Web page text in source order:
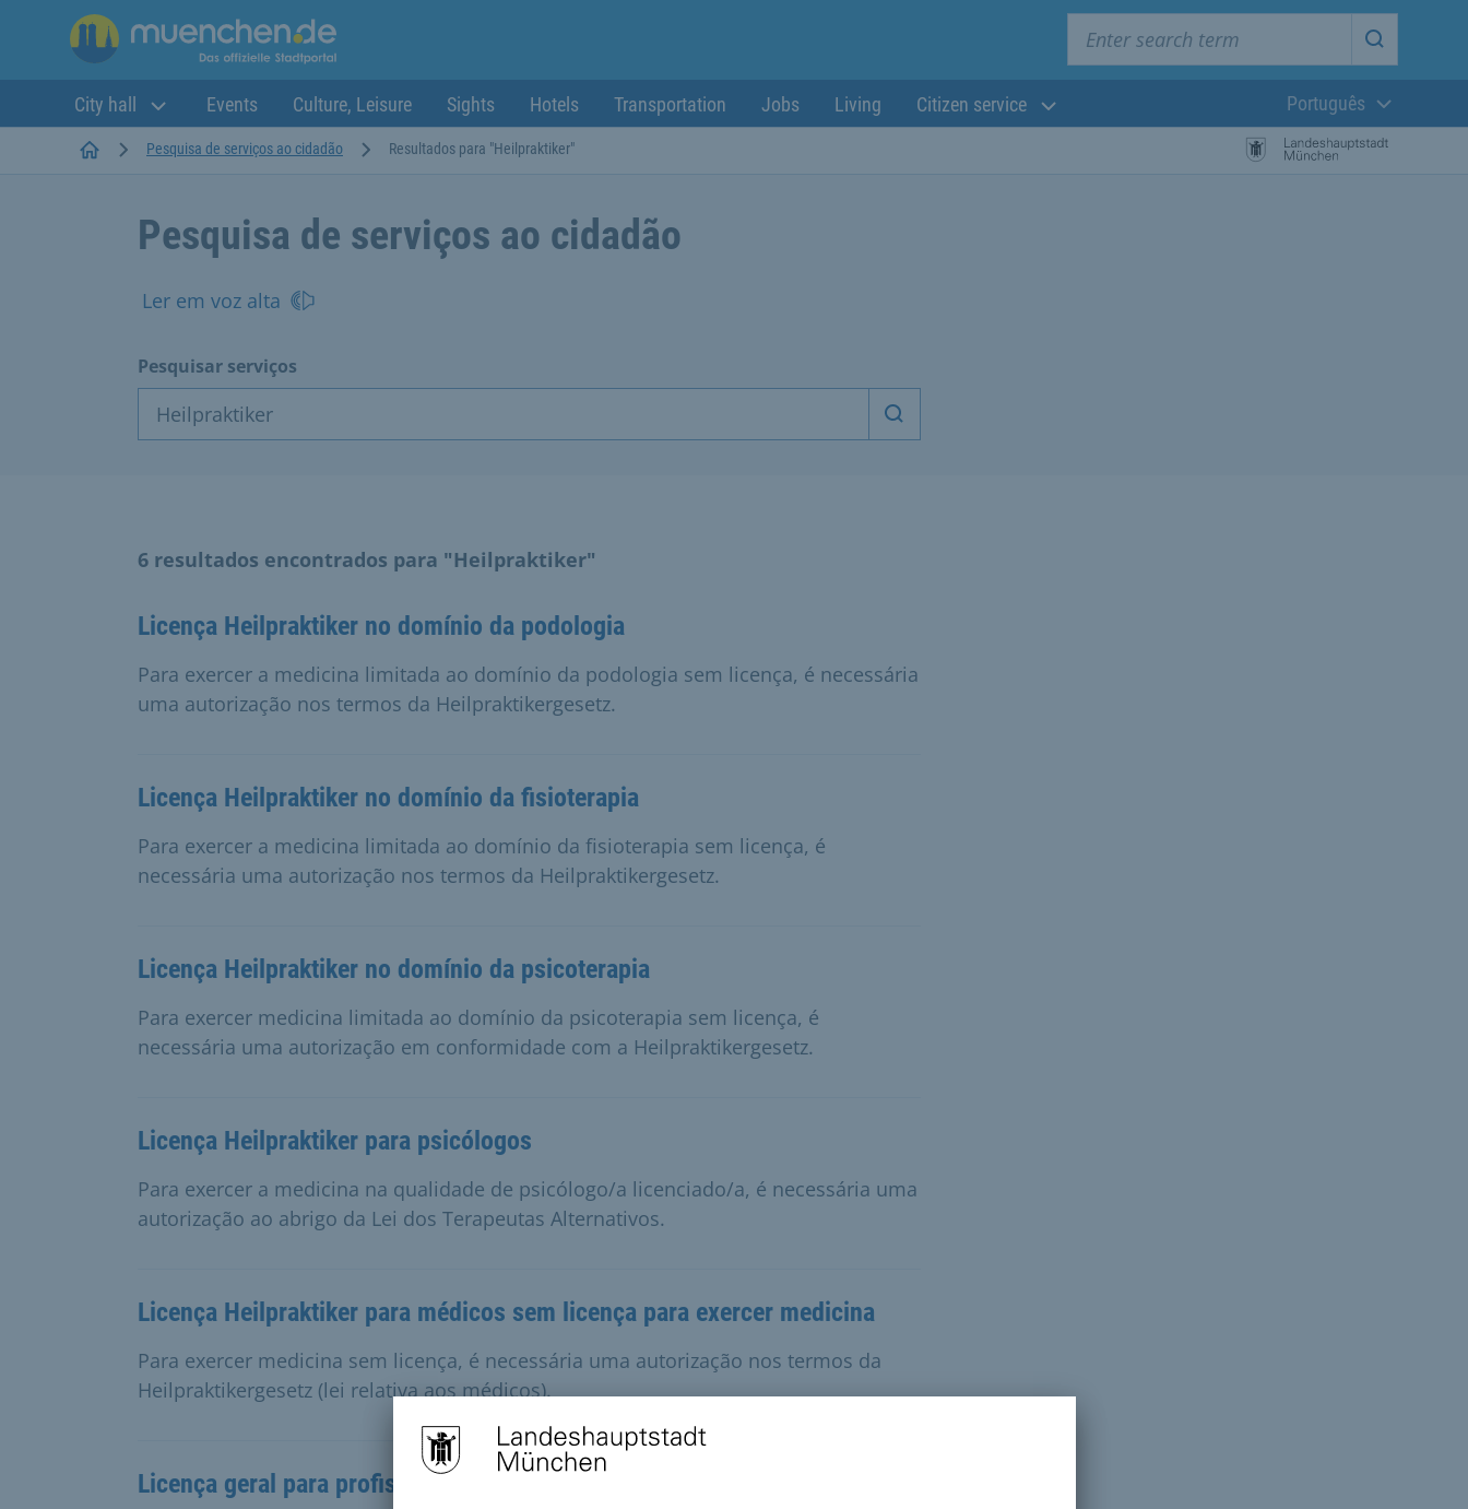
Start
City hall Events Culture, Leisure Sights Hotels Transportation Jobs Living Citizen service
Língua atual:
Português
StartseitePesquisa de serviços ao cidadão Resultados para "Heilpraktiker"
Pesquisa de serviços ao cidadão
Ler em voz alta
Pesquisar serviços
Iniciar pesquisa
6 resultados encontrados para "Heilpraktiker"
Licença Heilpraktiker no domínio da podologia
Para exercer a medicina limitada ao domínio da podologia sem licença, é necessária
uma autorização nos termos da Heilpraktikergesetz.
Licença Heilpraktiker no domínio da fisioterapia
Para exercer a medicina limitada ao domínio da fisioterapia sem licença, é
necessária uma autorização nos termos da Heilpraktikergesetz.
Licença Heilpraktiker no domínio da psicoterapia
Para exercer medicina limitada ao domínio da psicoterapia sem licença, é
necessária uma autorização em conformidade com a Heilpraktikergesetz.
Licença Heilpraktiker para psicólogos
Para exercer a medicina na qualidade de psicólogo/a licenciado/a, é necessária uma
autorização ao abrigo da Lei dos Terapeutas Alternativos.
Licença Heilpraktiker para médicos sem licença para exercer medicina
Para exercer medicina sem licença, é necessária uma autorização nos termos da
Heilpraktikergesetz (lei relativa aos médicos).
Licença geral para profissionais de medicina alternativa